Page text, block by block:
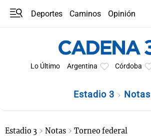
Deportes Caminos
Opinión
Lo Último Argentina Córdoba
Estadio 3 Notas
Estadio 3 Notas Torneo federal